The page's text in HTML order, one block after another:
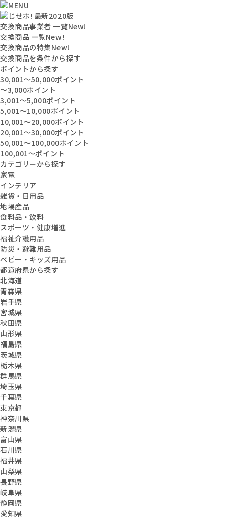
交換商品事業者 一覧New!
交換商品 一覧New!
交換商品の特集New!
交換商品を条件から探す
ポイントから探す
30,001〜50,000ポイント
〜3,000ポイント
3,001〜5,000ポイント
5,001〜10,000ポイント
10,001〜20,000ポイント
20,001〜30,000ポイント
50,001〜100,000ポイント
100,001〜ポイント
カテゴリーから探す
家電
インテリア
雑貨・日用品
地場産品
食料品・飲料
スポーツ・健康増進
福祉介護用品
防災・避難用品
ベビー・キッズ用品
都道府県から探す
北海道
青森県
岩手県
宮城県
秋田県
山形県
福島県
茨城県
栃木県
群馬県
埼玉県
千葉県
東京都
神奈川県
新潟県
富山県
石川県
福井県
山梨県
長野県
岐阜県
静岡県
愛知県